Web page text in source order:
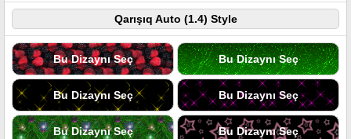
Qarışıq Auto (1.4) Style
Bu Dizaynı Seç Bu Dizaynı Seç
Bu Dizaynı Seç Bu Dizaynı Seç
Bu Dizaynı Seç Bu Dizaynı Seç